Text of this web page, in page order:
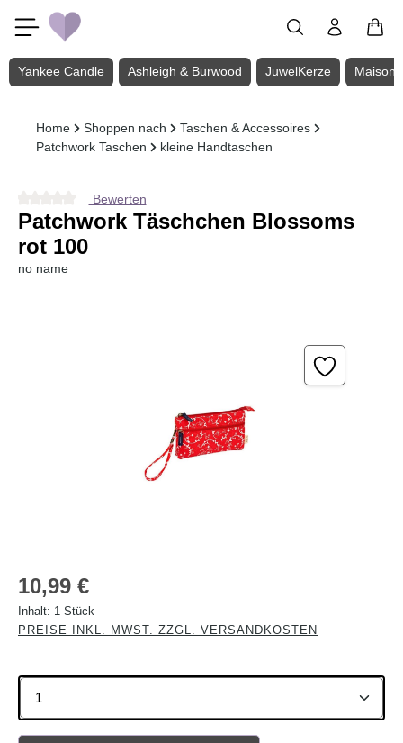
Zum Hauptinhalt springen
Yankee Candle Ashleigh & Burwood JuwelKerze Maison
Home Shoppen nach
Taschen & Accessoires
Patchwork Taschen
kleine Handtaschen
Durchschnittliche Bewertung von 0 von 5 Sternen
Bewerten
Patchwork Täschchen Blossoms
rot 100
no name
Regulärer Preis:
10,99 €
Inhalt: 1 Stück
PREISE INKL. MWST. ZZGL. VERSANDKOSTEN
Produkt Anzahl: Gib den gewünschten Wert ein